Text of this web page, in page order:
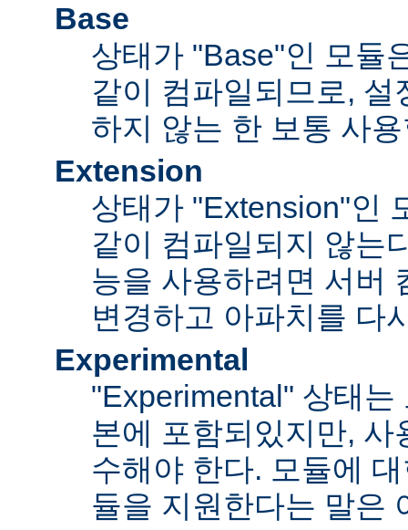
Base
상태가 "Base"인 모듈
같이 컴파일되므로,
하지 않는 한 보통 사
Extension
상태가 "Extension"인
같이 컴파일되지 않는
능을 사용하려면 서버
변경하고 아파치를 다
Experimental
"Experimental" 상태는
본에 포함되있지만, 사
수해야 한다. 모듈에
듈을 지원한다는 말은